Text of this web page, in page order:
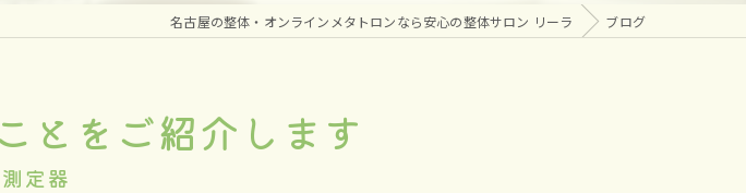
名古屋の整体・オンラインメタトロンなら安心の整体サロン リーラ ブログ
とをご紹介します
定器